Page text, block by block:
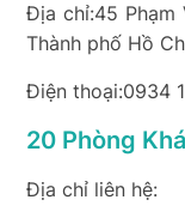
Địa chỉ:45 Phạm
Thành phố Hồ
Điện thoại:0934
20 Phòng
Địa chỉ liên hệ: